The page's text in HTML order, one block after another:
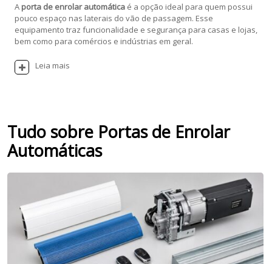
A porta de enrolar automáticaé a opção ideal para quem possui
pouco espaço nas laterais do vão de passagem. Esse
equipamento traz funcionalidade e segurança para casas e lojas,
bem como para comércios e indústrias em geral.
Leia mais
Tudo sobre Portas de Enrolar
Automáticas